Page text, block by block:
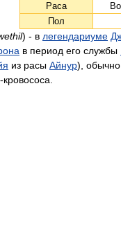
Раса
Пол
) - в легендариуме
в период его службы
из расы Айнур),